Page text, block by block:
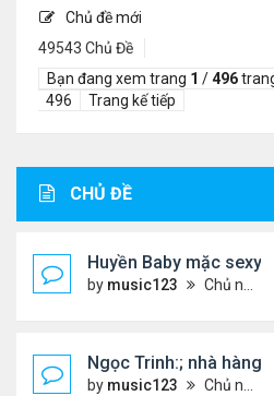
Chủ đề mới
49543 Chủ Đề
Bạn đang xem trang 1 /496
496
Trang kế tiếp
CHỦ ĐỀ
Huyền Baby mặc sexy
by music123 Chủ nhật Tháng 8 09, 2026 6:37 pm
Ngọc Trinh:; nhà hàng
by music123 Chủ nhật Tháng 8 09, 2026 6:15 pm